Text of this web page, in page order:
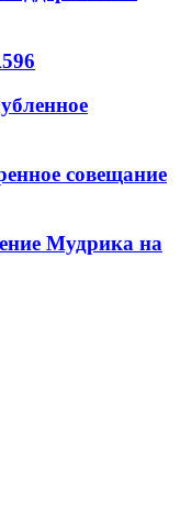
596
совещание
Мудрика на